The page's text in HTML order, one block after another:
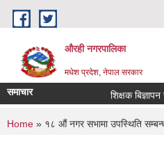
Skip to main content
औरही नगरपालिका
मधेश प्रदेश, नेपाल सरकार
समाचार शिक्षक बिज्ञापन
You are here
Home » १८ औं नगर सभामा उपस्थिति